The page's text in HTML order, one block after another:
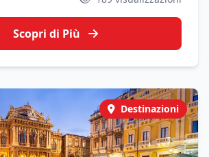
oltre i confini cittadini.
Scopri di Più
Destinazioni